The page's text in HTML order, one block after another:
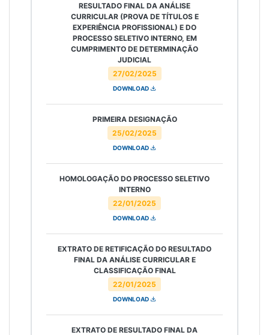
27/02/2025
RESULTADO FINAL DA ANÁLISE
CURRICULAR (PROVA DE TÍTULOS E
EXPERIÊNCIA PROFISSIONAL) E DO
PROCESSO SELETIVO INTERNO, EM
CUMPRIMENTO DE DETERMINAÇÃO
JUDICIAL
DOWNLOAD
25/02/2025
PRIMEIRA DESIGNAÇÃO
DOWNLOAD
22/01/2025
HOMOLOGAÇÃO DO PROCESSO SELETIVO
INTERNO
DOWNLOAD
22/01/2025
EXTRATO DE RETIFICAÇÃO DO RESULTADO
FINAL DA ANÁLISE CURRICULAR E
CLASSIFICAÇÃO FINAL
DOWNLOAD
EXTRATO DE RESULTADO FINAL DA